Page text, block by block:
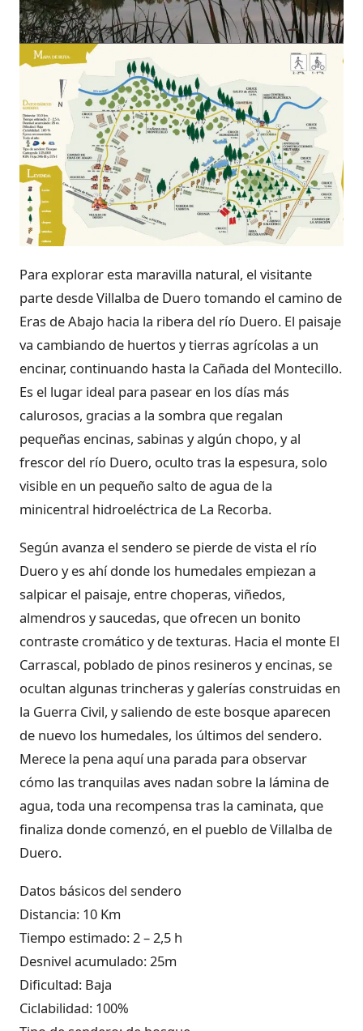
Para explorar esta maravilla natural, el visitante
parte desde Villalba de Duero tomando el camino de
Eras de Abajo hacia la ribera del río Duero. El paisaje
va cambiando de huertos y tierras agrícolas a un
encinar, continuando hasta la Cañada del Montecillo.
Es el lugar ideal para pasear en los días más
calurosos, gracias a la sombra que regalan
pequeñas encinas, sabinas y algún chopo, y al
frescor del río Duero, oculto tras la espesura, solo
visible en un pequeño salto de agua de la
minicentral hidroeléctrica de La Recorba.
Según avanza el sendero se pierde de vista el río
Duero y es ahí donde los humedales empiezan a
salpicar el paisaje, entre choperas, viñedos,
almendros y saucedas, que ofrecen un bonito
contraste cromático y de texturas. Hacia el monte El
Carrascal, poblado de pinos resineros y encinas, se
ocultan algunas trincheras y galerías construidas en
la Guerra Civil, y saliendo de este bosque aparecen
de nuevo los humedales, los últimos del sendero.
Merece la pena aquí una parada para observar
cómo las tranquilas aves nadan sobre la lámina de
agua, toda una recompensa tras la caminata, que
finaliza donde comenzó, en el pueblo de Villalba de
Duero.
Datos básicos del sendero
Distancia: 10 Km
Tiempo estimado: 2 – 2,5 h
Desnivel acumulado: 25m
Dificultad: Baja
Ciclabilidad: 100%